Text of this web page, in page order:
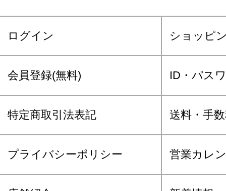
ログイン ショッピ
会員登録(無料) ID・パス
特定商取引法表記 送料・手
プライバシーポリシー 営業カレ